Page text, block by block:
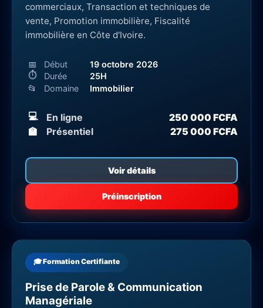
commerciaux, Transaction et techniques de
vente, Promotion immobilière, Fiscalité
immobilière en Côte d'Ivoire.
📅 Début
19 octobre 2026
⏱
Durée
25H
📂
Domaine Immobilier
💻 En ligne
250 000 FCFA
🏫
Présentiel 275 000 FCFA
Voir détails
Préinscription
🎓 Formation Certifiante
Prise de Parole & Communication
Managériale